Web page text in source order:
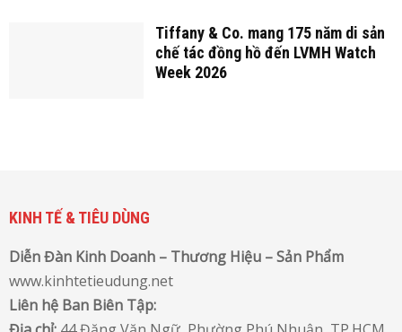
Tiffany & Co. mang 175 năm di sản
chế tác đồng hồ đến LVMH Watch
Week 2026
KINH TẾ & TIÊU DÙNG
Diễn Đàn Kinh Doanh – Thương Hiệu – Sản Phẩm
www.kinhtetieudung.net
Liên hệ Ban Biên Tập: